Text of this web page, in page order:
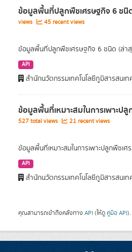
ข้อมูลพื้นที่ปลูกพืชเศรษฐกิจ 6 ชนิ
views
45 recent views
ข้อมูลพื้นที่ปลูกพืชเศรษฐกิจ 6 ชนิด (ล่า
API
สำนักนวัตกรรมเทคโนโลยีภูมิสารสนเท
ข้อมูลพื้นที่เหมาะสมในการเพาะป
527 total views 21 recent views
ข้อมูลพื้นที่เหมาะสมในการเพาะปลูกพืชเ
API
สำนักนวัตกรรมเทคโนโลยีภูมิสารสนเท
คุณสามารถเข้าถึงคลังทาง API (ให้ดู คู่มือ API).